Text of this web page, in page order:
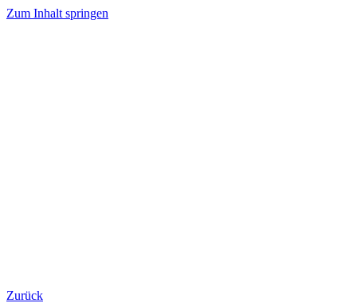
Zum Inhalt springen
Zurück